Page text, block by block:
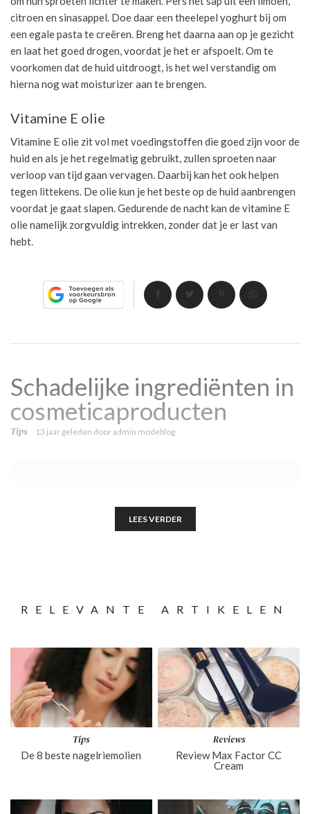
citroen en sinasappel. Doe daar een theelepel yoghurt bij om
een egale pasta te creëren. Breng het daarna aan op je gezicht
en laat het goed drogen, voordat je het er afspoelt. Om te
voorkomen dat de huid uitdroogt, is het wel verstandig om
hierna nog wat moisturizer aan te brengen.
Vitamine E olie
Vitamine E olie zit vol met voedingstoffen die goed zijn voor de
huid en als je het regelmatig gebruikt, zullen sproeten naar
verloop van tijd gaan vervagen. Daarbij kan het ook helpen
tegen littekens. De olie kun je het beste op de huid aanbrengen
voordat je gaat slapen. Gedurende de nacht kan de vitamine E
olie namelijk zorgvuldig intrekken, zonder dat je er last van
hebt.
Schadelijke ingrediënten in
cosmeticaproducten
Tips 13 jaar geleden dooradmin modeblog
LEES VERDER
RELEVANTE ARTIKELEN
Tips
De 8 beste nagelriemolien
Reviews
Review Max Factor CC
Cream